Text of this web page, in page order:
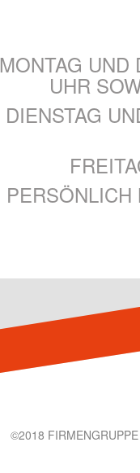
MONTAG UND
UHR
DIENSTAG
©2018